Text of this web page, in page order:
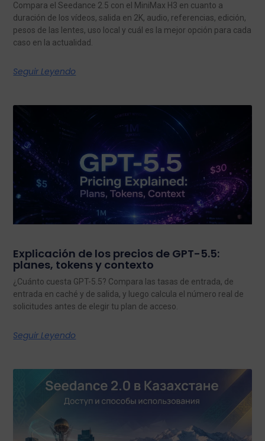
Compara el Seedance 2.5 con el MiniMax H3 en cuanto a
duración de los vídeos, salida en 2K, audio, referencias, edición,
pesos de las lentes, uso local y cuál es la mejor opción para cada
caso en la actualidad.
Seguir Leyendo
Explicación de los precios de GPT-5.5:
planes, tokens y contexto
¿Cuánto cuesta GPT-5.5? Compara las tasas de entrada, de
entrada en caché y de salida, y luego calcula el número real de
solicitudes antes de elegir tu plan de acceso.
Seguir Leyendo